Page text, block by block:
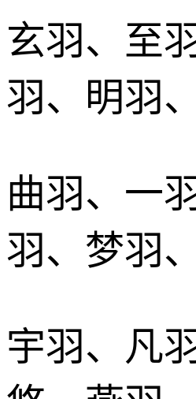
玄羽、至
羽、明羽
曲羽、一
羽、梦羽
宇羽、凡